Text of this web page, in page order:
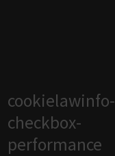
cookielawinfo-
checkbox-
performance